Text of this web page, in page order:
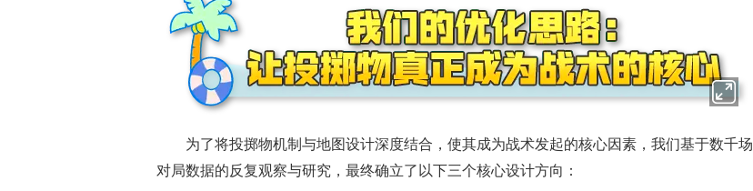
为了将投掷物机制与地图设计深度结合，使其成为战术发起的核心因素，我们基于数千场
对局数据的反复观察与研究，最终确立了以下三个核心设计方向：